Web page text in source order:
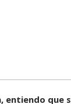
entiendo